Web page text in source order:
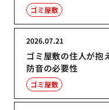
ゴミ屋敷
ゴミ屋敷の住人が抱
防音の必要性
2026.07.21
ゴミ屋敷